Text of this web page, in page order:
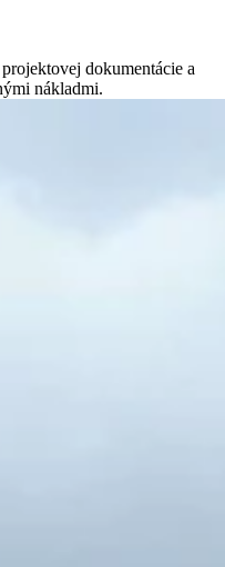
dokumentácie a
nákladmi.